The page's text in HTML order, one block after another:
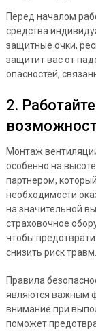
Перед началом
средства
защитные очки,
защитит вас от
опасностей,
2.
Монтаж
особенно на
партнером,
необходимости
на значительной
страховочное
чтобы
снизить риск травм.
Правила
являются важным
внимание при
поможет